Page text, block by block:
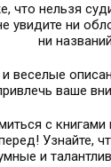
что нельзя
увидите ни
ни
веселые
ваше
с
Узнайте,
и